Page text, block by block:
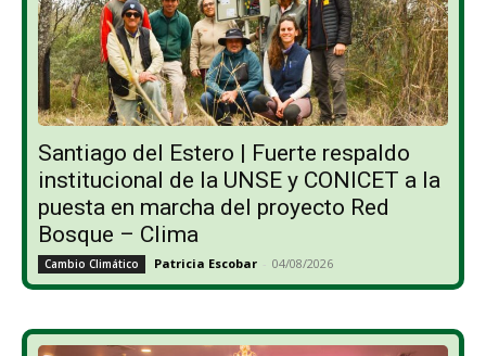
Santiago del Estero | Fuerte respaldo
institucional de la UNSE y CONICET a la
puesta en marcha del proyecto Red
Bosque – Clima
Cambio Climático Patricia Escobar - 04/08/2026